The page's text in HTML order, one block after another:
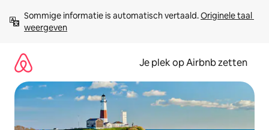
direct
naar
Sommige informatie is automatisch vertaald. Originele taal
weergeven
Je plek op Airbnb zetten